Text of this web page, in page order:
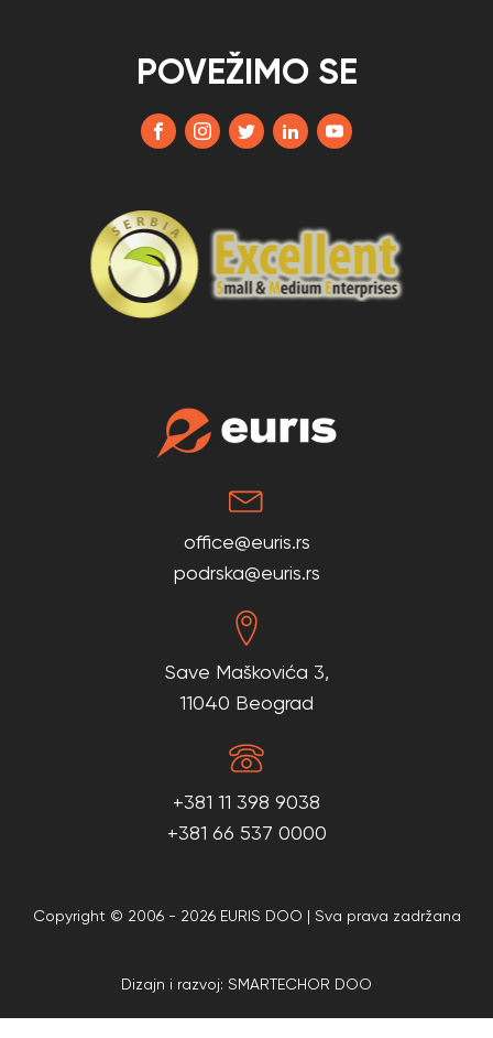
POVEŽIMO SE
office@euris.rs
podrska@euris.rs
Save Maškovića 3,
11040 Beograd
+381 11 398 9038
+381 66 537 0000
Copyright © 2006 - 2026 EURIS DOO | Sva prava zadržana
Dizajn i razvoj: SMARTECHOR DOO